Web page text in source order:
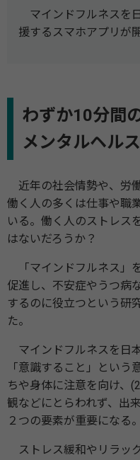
マインドフルネスを
援するスマホアプリが
わずか10分間
メンタルヘル
近年の社会情勢や、労
働く人の多くは仕事や職
いる。働く人のストレス
はないだろうか？
「マインドフルネス」
促進し、不安症やうつ病
するのに役立つという研
た。
マインドフルネスを日
「意識すること」とい
ちや身体に注意を向け、
観などにとらわれず、出
２つの要素が重要になる。
ストレス緩和やリラッ